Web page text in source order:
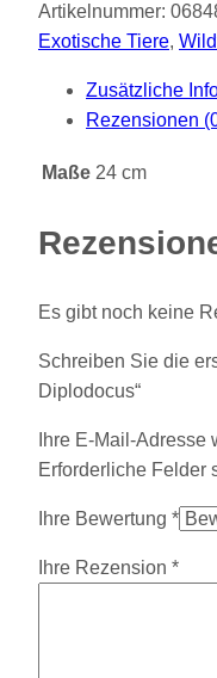
Artikelnummer:
Exotische Tiere,
Zusätzliche
Rezensionen
Maße 24 cm
Es gibt noch keine
Schreiben Sie die
Diplodocus“
Ihre E-Mail-Adresse
Erforderliche Felder
Ihre Bewertung *
Ihre Rezension *